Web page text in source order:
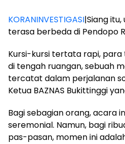
KORANINVESTIGASI|Siang
terasa berbeda di Pendopo
Kursi-kursi tertata rapi,
di tengah ruangan, sebuah
tercatat dalam perjalanan
Ketua BAZNAS Bukittinggi
Bagi sebagian orang, acara
seremonial. Namun, bagi
pas-pasan, momen ini